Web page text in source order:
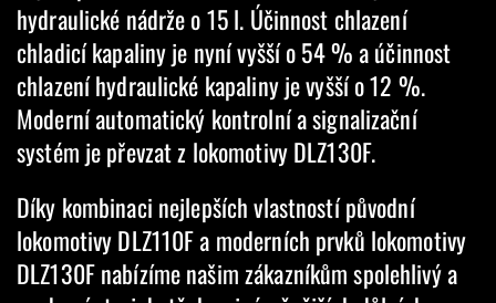
hydraulické nádrže o 15 l. Účinnost chlazení
chladicí kapaliny je nyní vyšší o 54 % a účinnost
chlazení hydraulické kapaliny je vyšší o 12 %.
Moderní automatický kontrolní a signalizační
systém je převzat z lokomotivy DLZ130F.
Díky kombinaci nejlepších vlastností původní
lokomotivy DLZ110F a moderních prvků lokomotivy
DLZ130F nabízíme našim zákazníkům spolehlivý a